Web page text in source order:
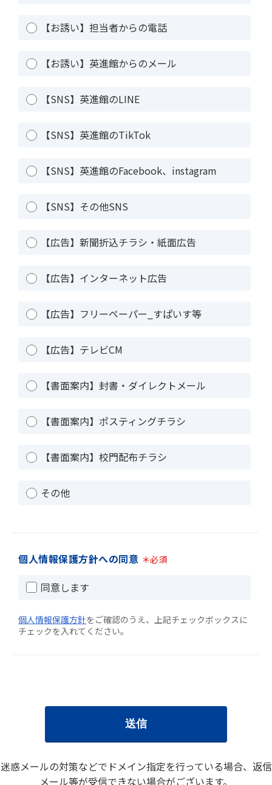
【お誘い】担当者からの電話
【お誘い】英進館からのメール
【SNS】英進館のLINE
【SNS】英進館のTikTok
【SNS】英進館のFacebook、instagram
【SNS】その他SNS
【広告】新聞折込チラシ・紙面広告
【広告】インターネット広告
【広告】フリーペーパー_すぱいす等
【広告】テレビCM
【書面案内】封書・ダイレクトメール
【書面案内】ポスティングチラシ
【書面案内】校門配布チラシ
その他
個人情報保護方針への同意 ＊必須
同意します
個人情報保護方針をご確認のうえ、上記チェックボックスに
チェックを入れてください。
迷惑メールの対策などでドメイン指定を行っている場合、返信
メール等が受信できない場合がございます。